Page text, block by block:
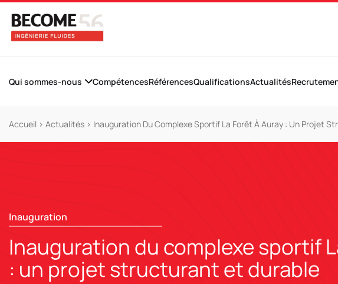
Qui sommes-nous CompétencesRéférencesQualificationsActualités
Accueil > Actualités > Inauguration Du Complexe Sportif La Forêt À Auray : Un Projet
Inauguration
Inauguration du complexe sportif
: un projet structurant et durable